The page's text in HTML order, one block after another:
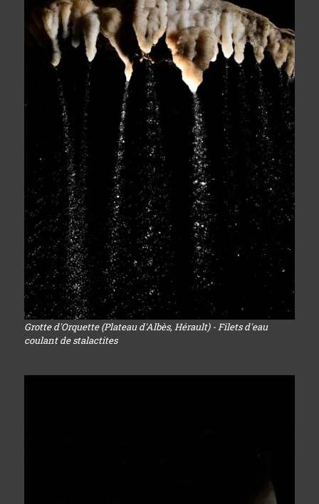
Grotte d'Orquette (Plateau d'Albès, Hérault) - Filets d'eau
coulant de stalactites